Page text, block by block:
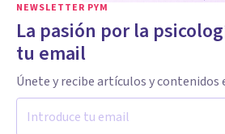
NEWSLETTER PYM
La pasión por la
tu email
Únete y recibe artículos y contenidos